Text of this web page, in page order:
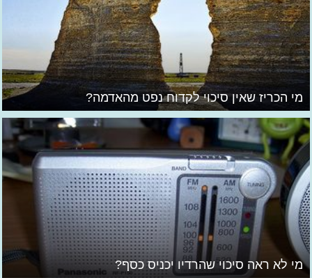
מי הכריז שאין סיכוי לקדוח נפט מהאדמה?
מי לא ראה סיכוי שהרדיו יכניס כסף?